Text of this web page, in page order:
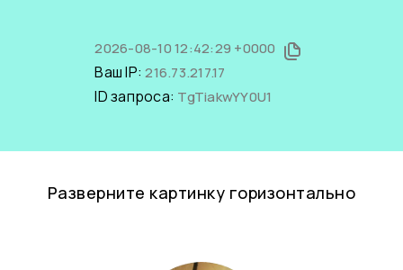
2026-08-10 12:42:29 +0000
Ваш IP:216.73.217.17
ID запроса: TgTiakwYY0U1
Разверните картинку горизонтально